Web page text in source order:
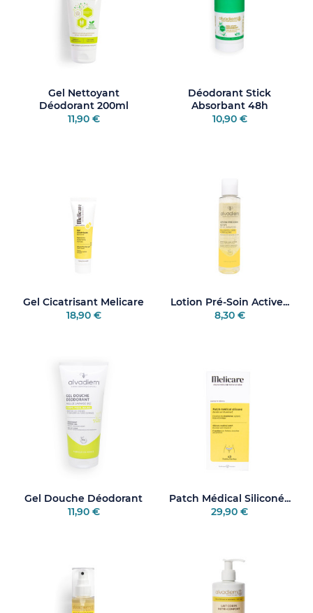
Gel Nettoyant
Déodorant 200ml
11,90 €
Déodorant Stick
Absorbant 48h
10,90 €
Gel Cicatrisant Melicare
18,90 €
Lotion Pré-Soin Active...
8,30 €
Gel Douche Déodorant
11,90 €
Patch Médical Siliconé...
29,90 €